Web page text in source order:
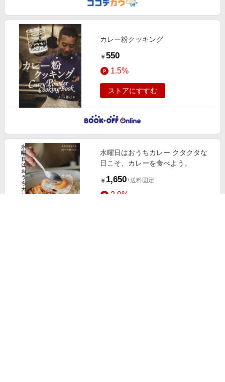
カレー粉クッキング
￥ 550
1.5%
ストアにすすむ
水曜日はおうちカレー クタクタな
日こそ、カレーを食べよう。
￥ 1,650+送料固定
2.0%